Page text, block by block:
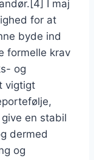
I maj
for at
byde ind
formelle krav
og
vigtigt
en stabil
dermed
og